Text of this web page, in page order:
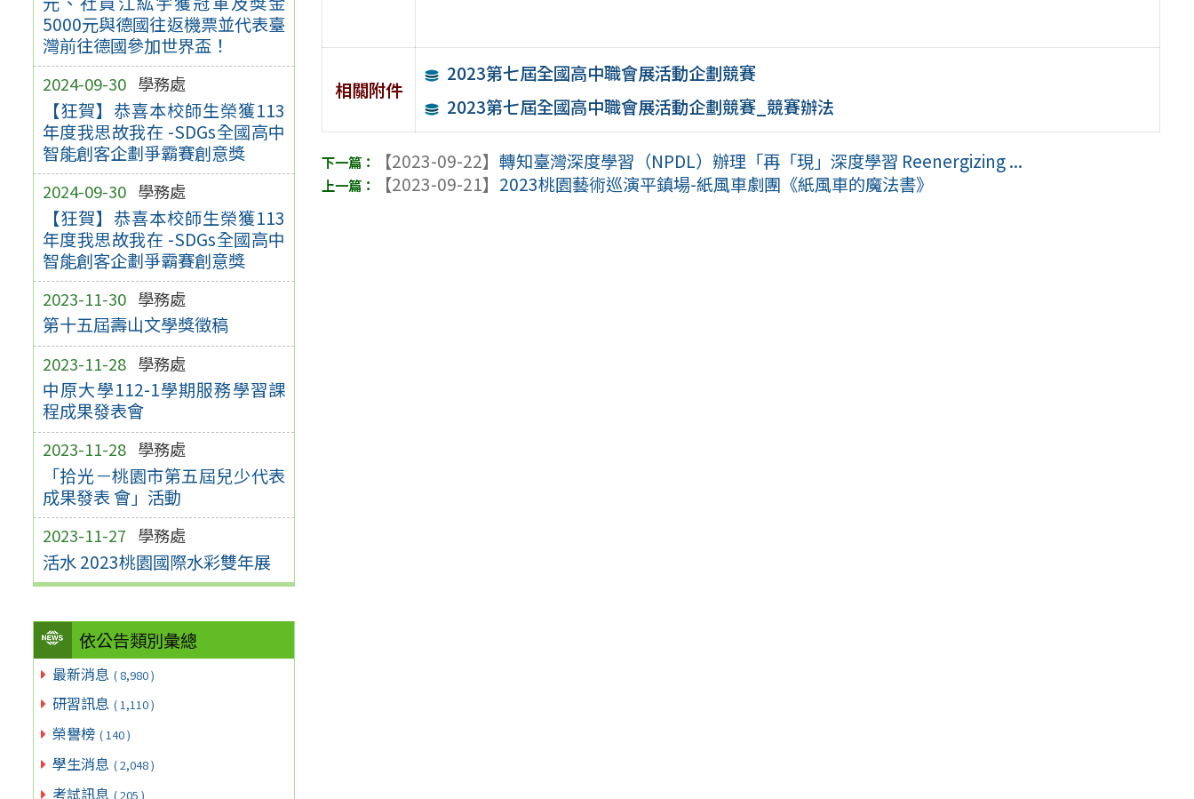
5000元與德國往返機票並代表臺
灣前往德國參加世界盃！
2024-09-30 學務處
【狂賀】恭喜本校師生榮獲113
年度我思故我在 -SDGs全國高中
智能創客企劃爭霸賽創意獎
2024-09-30 學務處
【狂賀】恭喜本校師生榮獲113
年度我思故我在 -SDGs全國高中
智能創客企劃爭霸賽創意獎
2023-11-30 學務處
第十五屆壽山文學獎徵稿
2023-11-28 學務處
中原大學112-1學期服務學習課
程成果發表會
2023-11-28 學務處
「拾光－桃園市第五屆兒少代表
成果發表 會」活動
2023-11-27 學務處
活水 2023桃園國際水彩雙年展
依公告類別彙總
最新消息 ( 8,980 )
研習訊息 ( 1,110 )
榮譽榜 ( 140 )
學生消息 ( 2,048 )
考試訊息 ( 205 )
相關附件
2023第七屆全國高中職會展活動企劃競賽
2023第七屆全國高中職會展活動企劃競賽_競賽辦法
【2023-09-22】轉知臺灣深度學習（NPDL）辦理「再「現」深度學習 Reenergizing ...
【2023-09-21】 2023桃園藝術巡演平鎮場-紙風車劇團《紙風車的魔法書》